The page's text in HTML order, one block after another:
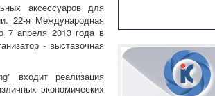
аксессуаров для
22-я Международная
7 апреля 2013 года в
- выставочная
входит реализация
экономических